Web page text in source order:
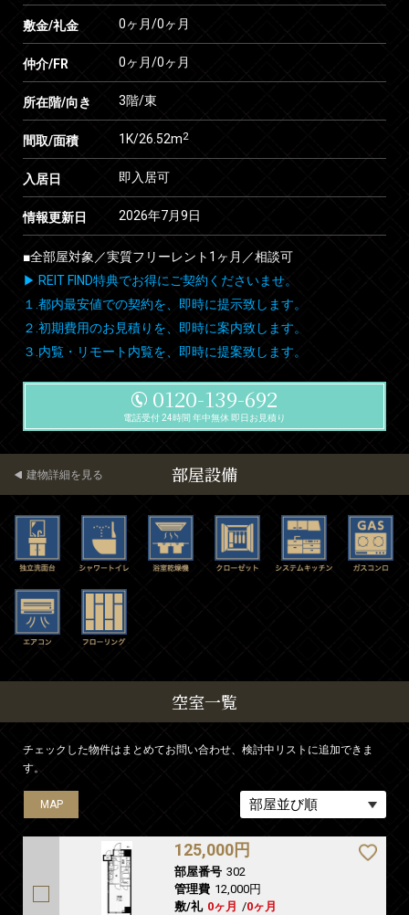
敷金/礼金 0ヶ月/0ヶ月
仲介/FR 0ヶ月/0ヶ月
所在階/向き 3階/東
間取/面積 1K/26.52m2
入居日 即入居可
情報更新日 2026年7月9日
■全部屋対象／実質フリーレント1ヶ月／相談可
▶ REIT FIND特典でお得にご契約くださいませ。
１.都内最安値での契約を、即時に提示致します。
２.初期費用のお見積りを、即時に案内致します。
３.内覧・リモート内覧を、即時に提案致します。
0120-139-692
電話受付 24時間 年中無休 即日お見積り
部屋設備
建物詳細を見る
空室一覧
チェックした物件はまとめてお問い合わせ、検討中リストに追加できま
す。
MAP
125,000円
部屋番号 302
管理費 12,000円
敷/礼 0ヶ月 /0ヶ月
MAP
MAP